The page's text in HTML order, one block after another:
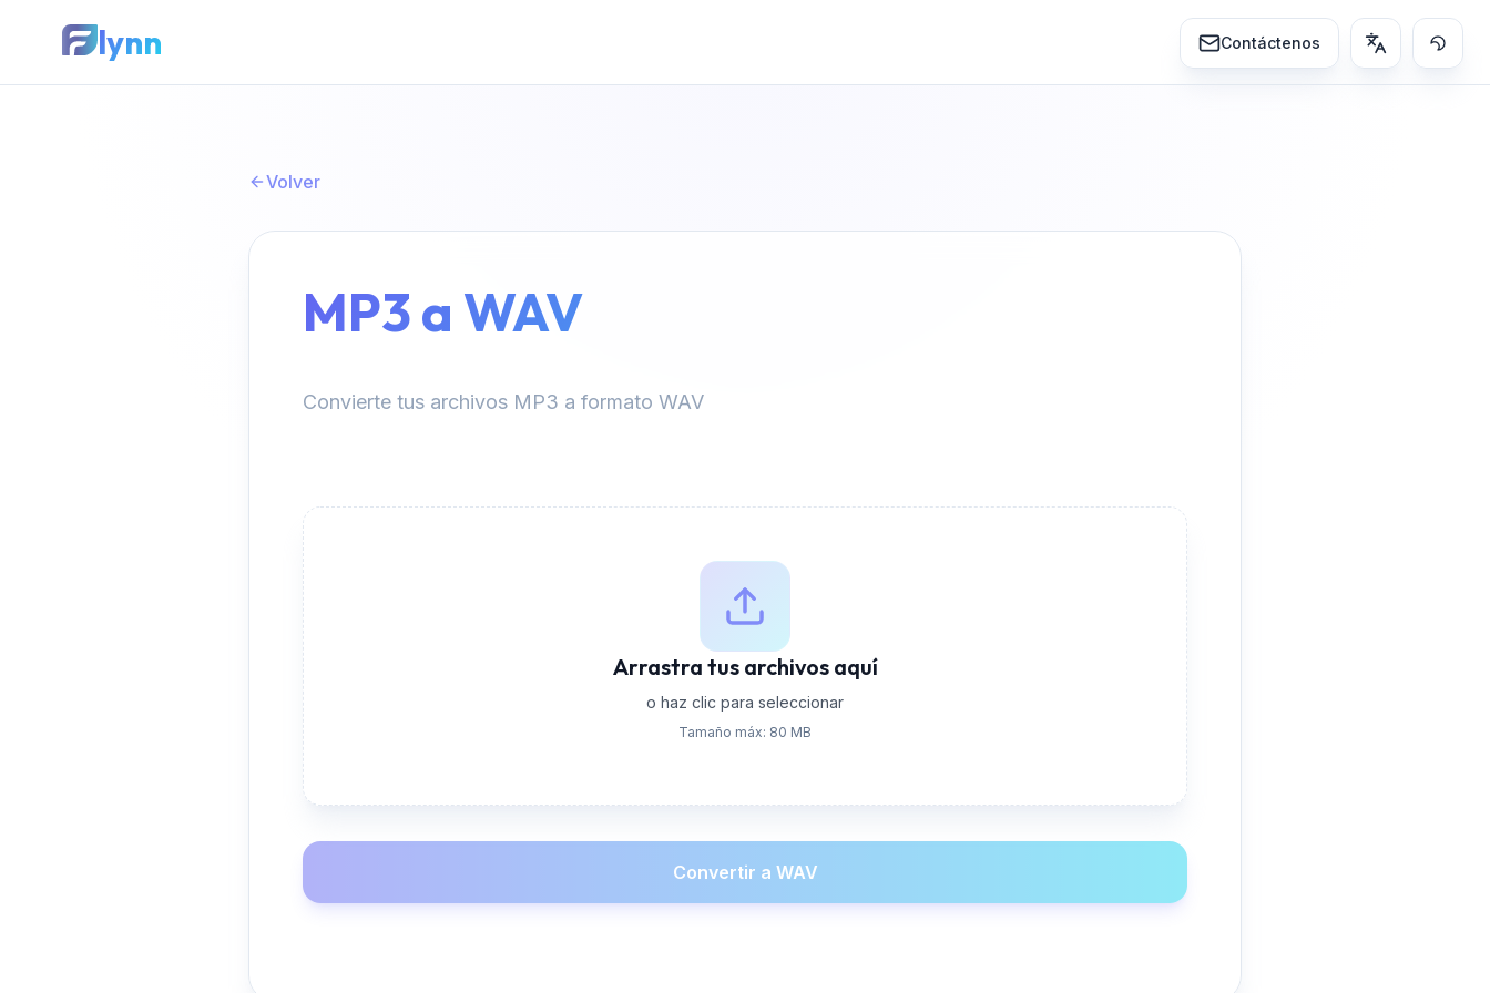
Contáctenos
lynn
Volver
MP3 a WAV
Convierte tus archivos MP3 a formato WAV
Arrastra tus archivos aquí
o haz clic para seleccionar
Tamaño máx: 80 MB
Convertir a WAV